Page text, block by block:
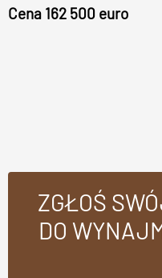
Cena 162 500 euro
ZGŁOŚ
DO